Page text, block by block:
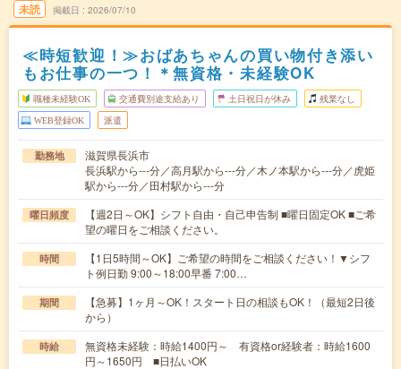
未読 掲載日 2026/07/10
≪時短歓迎！≫おばあちゃんの買い物付き添い
もお仕事の一つ！＊無資格・未経験OK
職種未経験OK 交通費別途支給あり 土日祝日が休み 残業なし
WEB登録OK 派遣
勤務地
滋賀県長浜市
長浜駅から---分／高月駅から---分／木ノ本駅から---分／虎姫
駅から---分／田村駅から---分
曜日頻度
【週2日～OK】シフト自由・自己申告制 ■曜日固定OK ■ご希
望の曜日をご相談ください。
時間
【1日5時間～OK】ご希望の時間をご相談ください！▼シフ
ト例日勤 9:00～18:00早番 7:00…
期間
【急募】1ヶ月～OK！スタート日の相談もOK！（最短2日後
から）
時給
無資格未経験：時給1400円～ 有資格or経験者：時給1600
円～1650円 ■日払いOK